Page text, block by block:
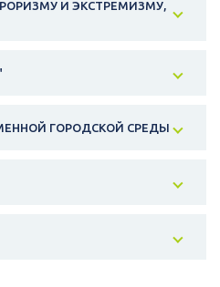
И ЭКСТРЕМИЗМУ,
ГОРОДСКОЙ СРЕДЫ